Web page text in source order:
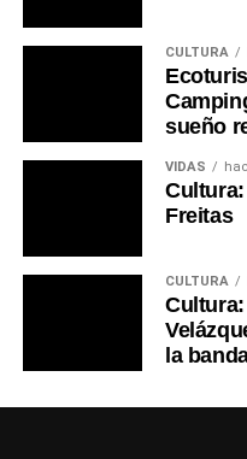
CULTURA
sueño
VIDAS
Freitas
CULTURA
la